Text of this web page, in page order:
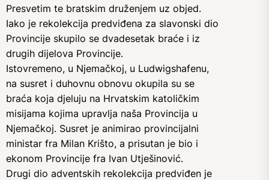
Presvetim te bratskim druženjem uz objed.
Iako je rekolekcija predviđena za slavonski dio
Provincije skupilo se dvadesetak braće i iz
drugih dijelova Provincije.
Istovremeno, u Njemačkoj, u Ludwigshafenu,
na susret i duhovnu obnovu okupila su se
braća koja djeluju na Hrvatskim katoličkim
misijama kojima upravlja naša Provincija u
Njemačkoj. Susret je animirao provincijalni
ministar fra Milan Krišto, a prisutan je bio i
ekonom Provincije fra Ivan Utješinović.
Drugi dio adventskih rekolekcija predviđen je